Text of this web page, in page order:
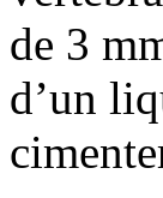
de 3
d’un